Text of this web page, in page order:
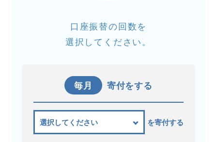
口座振替の回数を
選択してください。
毎月 寄付をする
を寄付する